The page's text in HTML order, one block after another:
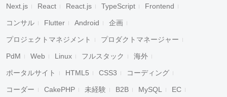
Next.js React React.js TypeScript Frontend
コンサル Flutter Android 企画
プロジェクトマネジメント プロダクトマネージャー
PdM Web Linux フルスタック 海外
ポータルサイト HTML5 CSS3 コーディング
コーダー CakePHP 未経験 B2B MySQL EC